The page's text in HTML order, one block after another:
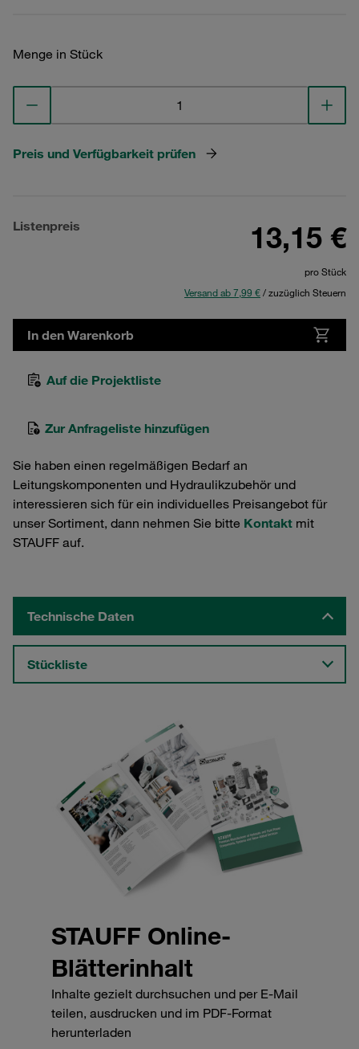
Menge in Stück
Preis und Verfügbarkeit prüfen
Listenpreis 13,15 €
pro Stück
Versand ab 7,99 €/ zuzüglich Steuern
In den Warenkorb
Auf die Projektliste
Zur Anfrageliste hinzufügen
Sie haben einen regelmäßigen Bedarf an
Leitungskomponenten und Hydraulikzubehör und
interessieren sich für ein individuelles Preisangebot für
unser Sortiment, dann nehmen Sie bitte Kontakt mit
STAUFF auf.
Technische Daten
Stückliste
STAUFF Online-
Blätterinhalt
Inhalte gezielt durchsuchen und per E-Mail
teilen, ausdrucken und im PDF-Format
herunterladen